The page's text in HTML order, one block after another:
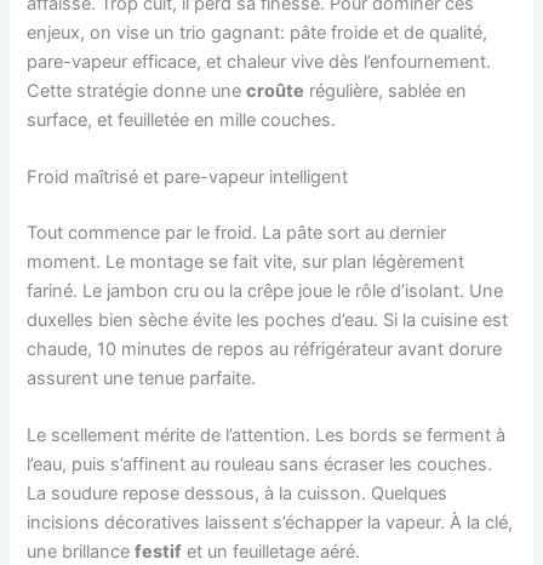
enjeux, on vise un trio gagnant: pâte froide et de qualité,
pare-vapeur efficace, et chaleur vive dès l’enfournement.
Cette stratégie donne unecroûte régulière, sablée en
surface, et feuilletée en mille couches.
Froid maîtrisé et pare-vapeur intelligent
Tout commence par le froid. La pâte sort au dernier
moment. Le montage se fait vite, sur plan légèrement
fariné. Le jambon cru ou la crêpe joue le rôle d’isolant. Une
duxelles bien sèche évite les poches d’eau. Si la cuisine est
chaude, 10 minutes de repos au réfrigérateur avant dorure
assurent une tenue parfaite.
Le scellement mérite de l’attention. Les bords se ferment à
l’eau, puis s’affinent au rouleau sans écraser les couches.
La soudure repose dessous, à la cuisson. Quelques
incisions décoratives laissent s’échapper la vapeur. À la clé,
une brillancefestif et un feuilletage aéré.